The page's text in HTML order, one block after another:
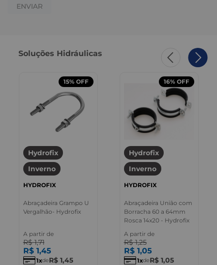
ENVIAR
Soluções Hidráulicas
15% OFF
Hydrofix
Inverno
HYDROFIX
Abraçadeira Grampo U
Vergalhão- Hydrofix
A partir de
R$ 1,71
R$ 1,45
1 deR$ 1,45
16% OFF
Hydrofix
Inverno
HYDROFIX
Abraçadeira União com
Borracha 60 a 64mm
Rosca 14x20 - Hydrofix
A partir de
R$ 1,25
R$ 1,05
1 deR$ 1,05